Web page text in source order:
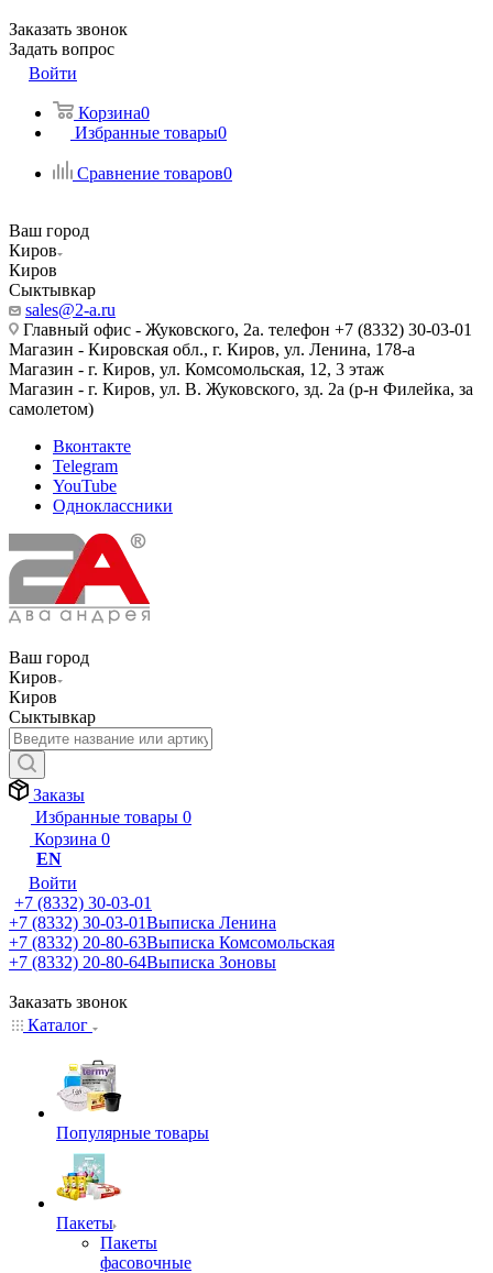
Заказать звонок
Задать вопрос
Войти
Корзина0
Избранные товары0
Сравнение товаров0
Ваш город
Киров
Киров
Сыктывкар
sales@2-a.ru
Главный офис - Жуковского, 2а. телефон +7 (8332) 30-03-01
Магазин - Кировская обл., г. Киров, ул. Ленина, 178-а
Магазин - г. Киров, ул. Комсомольская, 12, 3 этаж
Магазин - г. Киров, ул. В. Жуковского, зд. 2а (р-н Филейка, за
самолетом)
Вконтакте
Telegram
YouTube
Одноклассники
Ваш город
Киров
Киров
Сыктывкар
Заказы
Избранные товары 0
Корзина 0
EN
Войти
+7 (8332) 30-03-01
+7 (8332) 30-03-01Выписка Ленина
+7 (8332) 20-80-63Выписка Комсомольская
+7 (8332) 20-80-64Выписка Зоновы
Заказать звонок
Каталог
Популярные товары
Пакеты
Пакеты
фасовочные